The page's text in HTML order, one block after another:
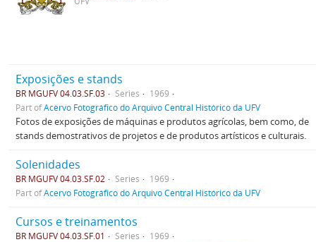
Exposições e stands
BR MGUFV 04.03.SF.03 Series
1969
Part ofAcervo Fotográfico do Arquivo Central Histórico da UFV
Fotos de exposições de máquinas e produtos agrícolas, bem como, de
stands demostrativos de projetos e de produtos artísticos e culturais.
Solenidades
BR MGUFV 04.03.SF.02 Series
1969
Part ofAcervo Fotográfico do Arquivo Central Histórico da UFV
Cursos e treinamentos
BR MGUFV 04.03.SF.01 Series
1969